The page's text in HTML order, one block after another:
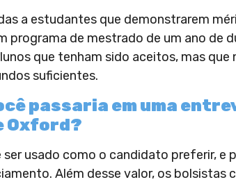
a estudantes que demonstrarem
programa de mestrado de um ano de
que tenham sido aceitos, mas
suficientes.
passaria em uma
Oxford?
ser usado como o candidato preferir, e
Além desse valor, os